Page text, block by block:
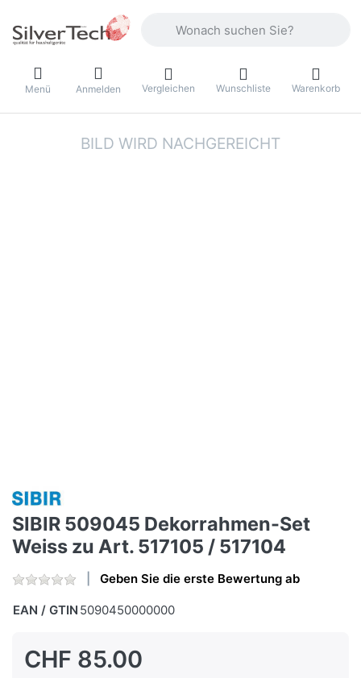
Menü Anmelden Vergleichen Wunschliste Warenkorb
SIBIR 509045 Dekorrahmen-Set
Weiss zu Art. 517105 / 517104
Geben Sie die erste Bewertung ab
EAN / GTIN 5090450000000
CHF 85.00